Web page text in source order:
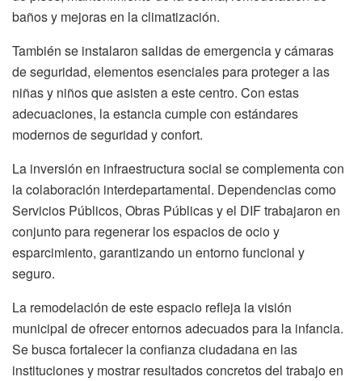
baños y mejoras en la climatización.
También se instalaron salidas de emergencia y cámaras
de seguridad, elementos esenciales para proteger a las
niñas y niños que asisten a este centro. Con estas
adecuaciones, la estancia cumple con estándares
modernos de seguridad y confort.
La inversión en infraestructura social se complementa con
la colaboración interdepartamental. Dependencias como
Servicios Públicos, Obras Públicas y el DIF trabajaron en
conjunto para regenerar los espacios de ocio y
esparcimiento, garantizando un entorno funcional y
seguro.
La remodelación de este espacio refleja la visión
municipal de ofrecer entornos adecuados para la infancia.
Se busca fortalecer la confianza ciudadana en las
instituciones y mostrar resultados concretos del trabajo en